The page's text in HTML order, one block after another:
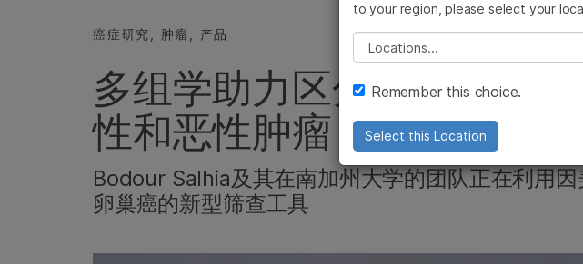
癌症研究, 肿瘤, 产品
多组学助力区分疑难卵巢癌
性和恶性肿瘤
Bodour Salhia及其在南加州大学的团队正在利用
卵巢癌的新型筛查工具
农业基因组学
复杂疾病
to your region, please select your
Please select a location
Remember this choice.
Select this Location